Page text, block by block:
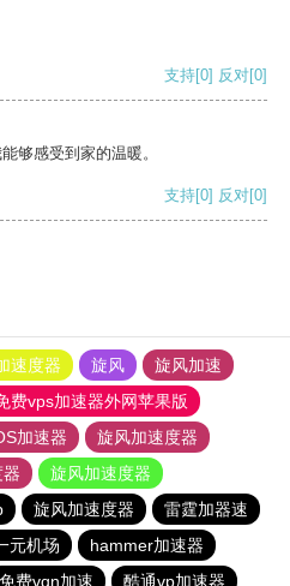
支持[0] 反对[0]
够感受到家的温暖。
支持[0] 反对[0]
速度器 旋风
旋风加速
费vps加速器外网苹果版
加速器
旋风加速度器
旋风加速度器
旋风加速度器
雷霆加器速
元机场
hammer加速器
免费vqn加速 酷通vp加速器